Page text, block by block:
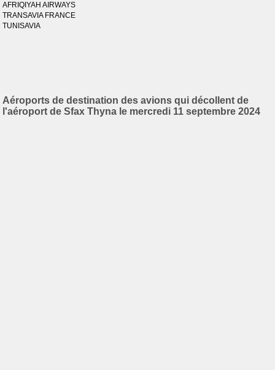
AFRIQIYAH AIRWAYS
TRANSAVIA FRANCE
TUNISAVIA
Aéroports de destination des avions qui décollent de
l'aéroport de Sfax Thyna le mercredi 11 septembre 2024